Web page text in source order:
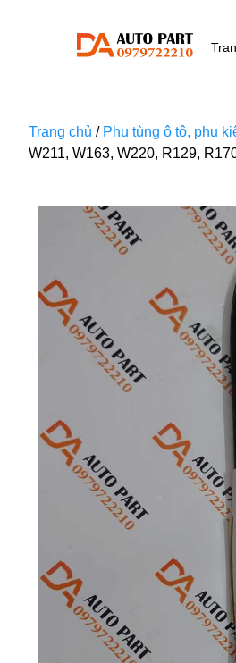
Trang chủ / Phụ tùng ô tô, phụ
W211, W163, W220, R129,